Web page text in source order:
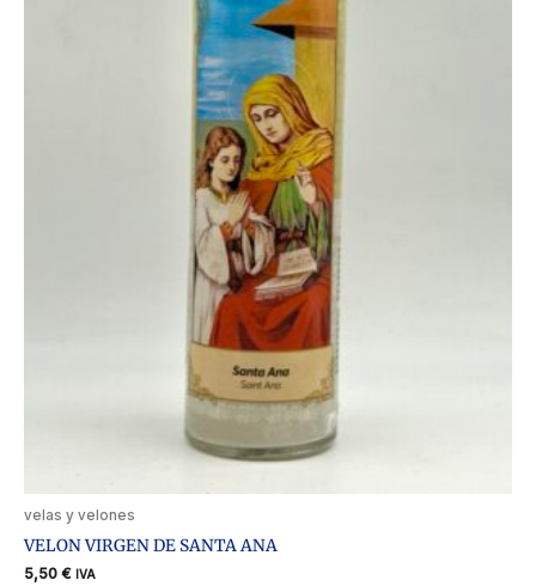
velas y velones
VELON VIRGEN DE SANTA ANA
5,50 € IVA